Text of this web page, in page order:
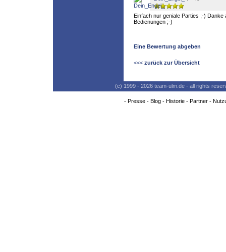
Einfach nur geniale Parties ;-) Danke
Bedienungen ;-)
Eine Bewertung abgeben
<<< zurück zur Übersicht
(c) 1999 - 2026 team-ulm.de - all rights
- Presse- Blog- Historie- Partner-